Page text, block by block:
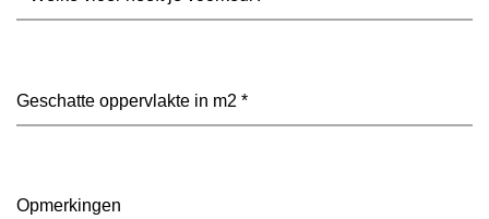
Opmerkingen